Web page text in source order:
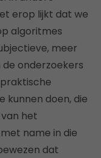
erop lijkt dat we
algoritmes
meer
de onderzoekers
kunnen doen, die
het
name in die
dat